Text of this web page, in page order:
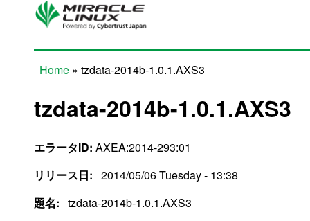
Skip to main content
Home » tzdata-2014b-1.0.1.AXS3
tzdata-2014b-1.0.1.AXS3
エラータID: AXEA:2014-293:01
リリース日: 2014/05/06 Tuesday - 13:38
題名: tzdata-2014b-1.0.1.AXS3